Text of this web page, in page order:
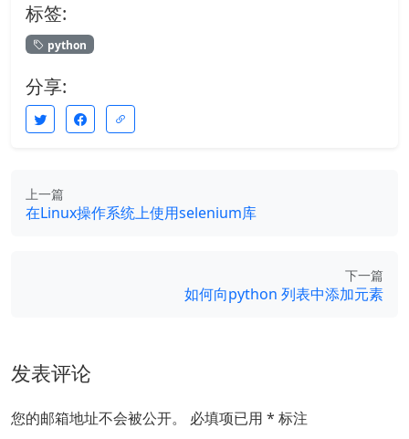
标签:
python
分享:
上一篇
在Linux操作系统上使用selenium库
下一篇
如何向python 列表中添加元素
发表评论
您的邮箱地址不会被公开。 必填项已用 * 标注